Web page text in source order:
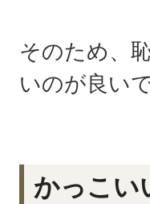
そのため、
いのが良い
かっこい